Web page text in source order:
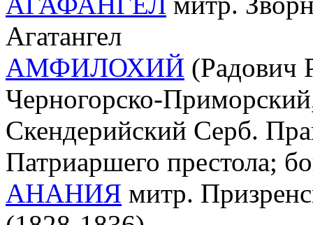
Агатангел
АМФИЛОХИЙ (Радович
Черногорско-
Скендерийский Серб.
Патриаршего престола;
АНАНИЯ митр.